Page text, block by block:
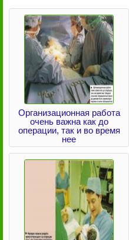
Организационная работа
очень важна как до
операции, так и во время
нее